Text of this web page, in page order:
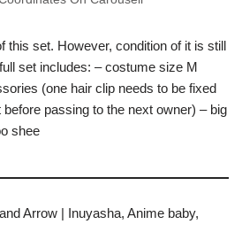
this set. However, condition of it is still
set includes: – costume size M
(one hair clip needs to be fixed
passing to the next owner) – big
shee
Arrow | Inuyasha, Anime baby,